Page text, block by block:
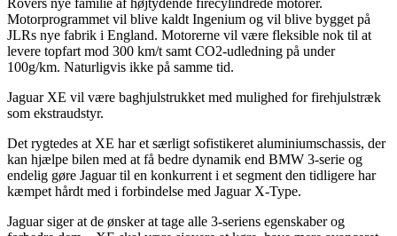
Motorprogrammet vil blive kaldt Ingenium og vil blive bygget på
JLRs nye fabrik i England. Motorerne vil være fleksible nok til at
levere topfart mod 300 km/t samt CO2-udledning på under
100g/km. Naturligvis ikke på samme tid.
Jaguar XE vil være baghjulstrukket med mulighed for firehjulstræk
som ekstraudstyr.
Det rygtedes at XE har et særligt sofistikeret aluminiumschassis, der
kan hjælpe bilen med at få bedre dynamik end BMW 3-serie og
endelig gøre Jaguar til en konkurrent i et segment den tidligere har
kæmpet hårdt med i forbindelse med Jaguar X-Type.
Jaguar siger at de ønsker at tage alle 3-seriens egenskaber og